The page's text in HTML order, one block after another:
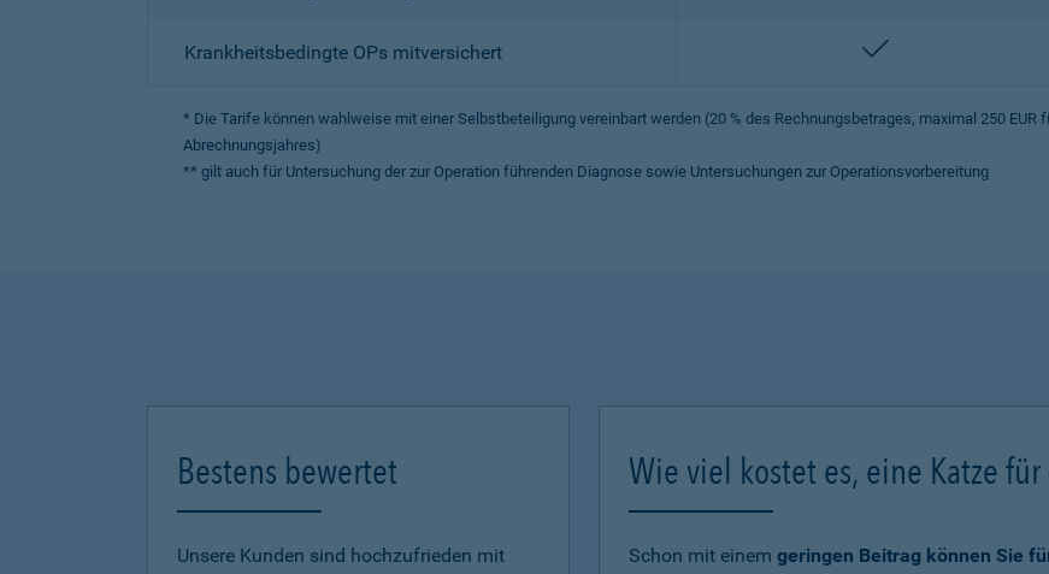
Krankheitsbedingte OPs mitversichert enthalten
* Die Tarife können wahlweise mit einer Selbstbeteiligung vereinbart werden (20 % des Rechnungsbetrages, maximal 250
Abrechnungsjahres)
** gilt auch für Untersuchung der zur Operation führenden Diagnose sowie Untersuchungen zur Operationsvorbereitung
Bestens bewertet
Unsere Kunden sind hochzufrieden mit
Wie viel kostet es, eine Katze
Schon mit einem geringen Beitrag können Sie